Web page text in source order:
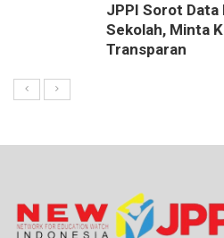
JPPI Sorot
Sekolah, Minta
Transparan